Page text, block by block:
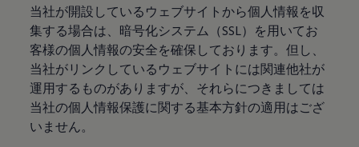
当社が開設しているウェブサイトから個人情報を収
集する場合は、暗号化システム（SSL）を用いてお
客様の個人情報の安全を確保しております。但し、
当社がリンクしているウェブサイトには関連他社が
運用するものがありますが、それらにつきましては
当社の個人情報保護に関する基本方針の適用はござ
いません。